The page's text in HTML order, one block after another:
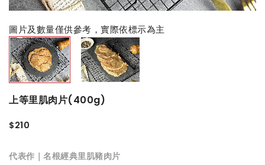
圖片及數量僅供參考，實際依標示為主
上等里肌肉片(400g)
$210
代表作｜名根經典里肌豬肉片